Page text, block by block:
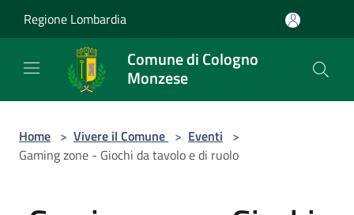
Regione Lombardia
Comune di Cologno
Monzese
Home > Vivere il Comune > Eventi >
Gaming zone - Giochi da tavolo e di ruolo